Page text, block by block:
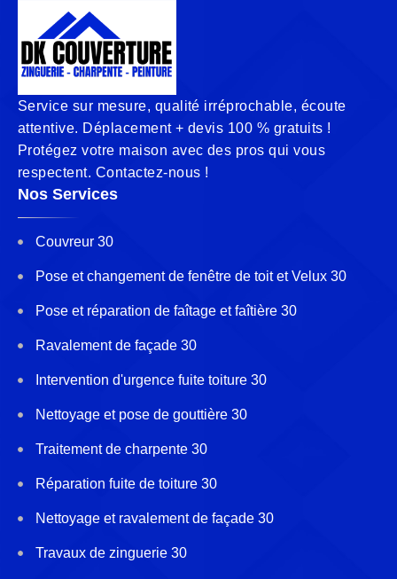
Service sur mesure, qualité irréprochable, écoute
attentive. Déplacement + devis 100 % gratuits !
Protégez votre maison avec des pros qui vous
respectent. Contactez-nous !
Nos Services
Couvreur 30
Pose et changement de fenêtre de toit et Velux 30
Pose et réparation de faîtage et faîtière 30
Ravalement de façade 30
Intervention d'urgence fuite toiture 30
Nettoyage et pose de gouttière 30
Traitement de charpente 30
Réparation fuite de toiture 30
Nettoyage et ravalement de façade 30
Travaux de zinguerie 30